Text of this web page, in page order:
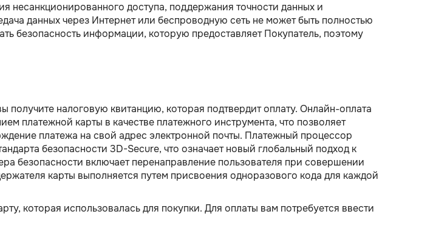
доступа, поддержания точности данных и
данных через Интернет или беспроводную сеть не может быть полностью
безопасность информации, которую предоставляет Покупатель, поэтому
налоговую квитанцию, которая подтвердит оплату. Онлайн-оплата
платежной карты в качестве платежного инструмента, что позволяет
платежа на свой адрес электронной почты. Платежный процессор
безопасности 3D-Secure, что означает новый глобальный подход к
безопасности включает перенаправление пользователя при совершении
карты выполняется путем присвоения одноразового кода для каждой
которая использовалась для покупки. Для оплаты вам потребуется ввести